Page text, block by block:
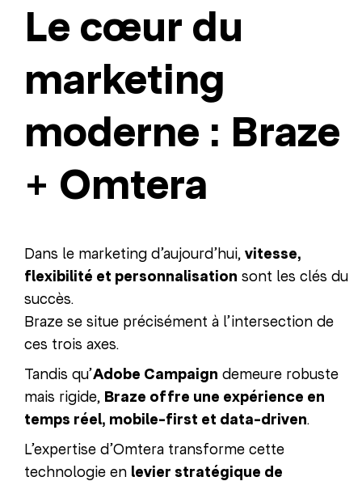
Le cœur du
marketing
moderne : Braze
+ Omtera
Dans le marketing d’aujourd’hui, vitesse,
flexibilité et personnalisation sont les clés du
succès.
Braze se situe précisément à l’intersection de
ces trois axes.
Tandis qu’Adobe Campaign demeure robuste
mais rigide, Braze offre une expérience en
temps réel, mobile-first et data-driven.
L’expertise d’Omtera transforme cette
technologie en levier stratégique de